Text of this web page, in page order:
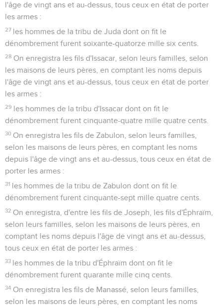
l'âge de vingt ans et au-dessus, tous ceux en état de porter
les armes :
27 les hommes de la tribu de Juda dont on fit le
dénombrement furent soixante-quatorze mille six cents.
28 On enregistra les fils d'Issacar, selon leurs familles, selon
les maisons de leurs pères, en comptant les noms depuis
l'âge de vingt ans et au-dessus, tous ceux en état de porter
les armes :
29 les hommes de la tribu d'Issacar dont on fit le
dénombrement furent cinquante-quatre mille quatre cents.
30 On enregistra les fils de Zabulon, selon leurs familles,
selon les maisons de leurs pères, en comptant les noms
depuis l'âge de vingt ans et au-dessus, tous ceux en état de
porter les armes :
31 les hommes de la tribu de Zabulon dont on fit le
dénombrement furent cinquante-sept mille quatre cents.
32 On enregistra, d'entre les fils de Joseph, les fils d'Éphraïm,
selon leurs familles, selon les maisons de leurs pères, en
comptant les noms depuis l'âge de vingt ans et au-dessus,
tous ceux en état de porter les armes :
33 les hommes de la tribu d'Éphraïm dont on fit le
dénombrement furent quarante mille cinq cents.
34 On enregistra les fils de Manassé, selon leurs familles,
selon les maisons de leurs pères, en comptant les noms